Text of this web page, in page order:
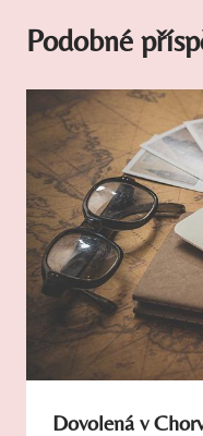
Podobné
Dovolená v